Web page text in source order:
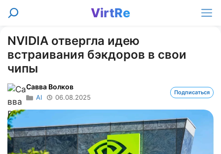
Перейти
VirtRe
Поиск
NVIDIA отвергла идею
встраивания бэкдоров в свои
чипы
Савва Волков
AI 06.08.2025
Подписаться